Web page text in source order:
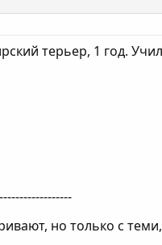
терьер, 1 год.
но только с